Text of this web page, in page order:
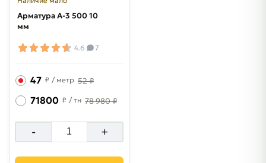
Арматура A-3 500 10
мм
4.6 7
47 ₽ / метр 52 ₽
71800 ₽ / тн 78 980 ₽
- +